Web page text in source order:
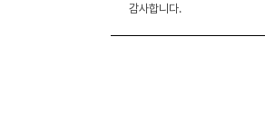
감사합니다.